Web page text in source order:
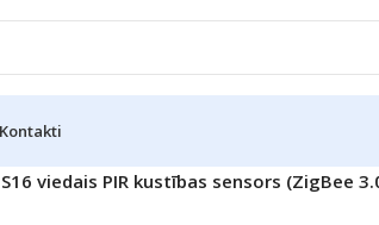
Kontakti
viedais PIR kustības sensors (ZigBee